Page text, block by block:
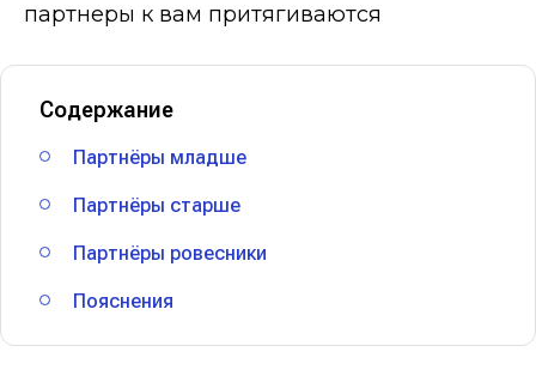
партнеры к вам притягиваются
Содержание
Партнёры младше
Партнёры старше
Партнёры ровесники
Пояснения